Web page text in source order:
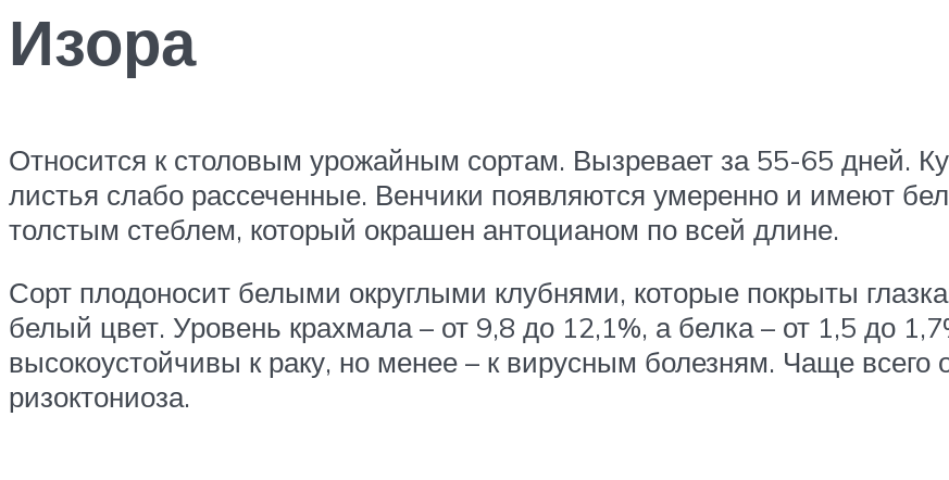
Изора
Относится к столовым урожайным сортам. Вызревает за 55-65 дней.
листья слабо рассеченные. Венчики появляются умеренно и имеют
толстым стеблем, который окрашен антоцианом по всей длине.
Сорт плодоносит белыми округлыми клубнями, которые покрыты
белый цвет. Уровень крахмала – от 9,8 до 12,1%, а белка – от 1,5 до
высокоустойчивы к раку, но менее – к вирусным болезням. Чаще
ризоктониоза.